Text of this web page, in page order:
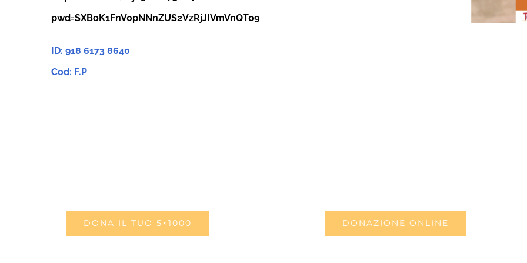
pwd=SXBoK1FnV0pNNnZUS2VzRjJIVmVnQT09
ID: 918 6173 8640
Cod: F.P
DONA IL TUO 5×1000 DONAZIONE ONLINE